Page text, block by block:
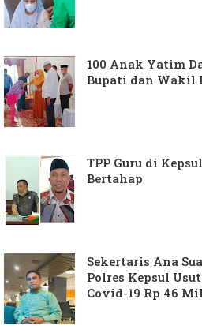
100 Anak Yatim
Bupati dan Wakil
TPP Guru di
Bertahap
Sekertaris Ana
Polres Kepsul
Covid-19 Rp 46